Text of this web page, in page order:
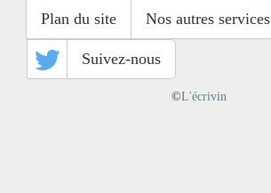
Plan du site Nos autres services
Suivez-nous
©L'écrivin